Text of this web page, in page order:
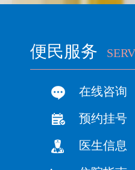
便民服务
在线咨询
预约挂号
医生信息